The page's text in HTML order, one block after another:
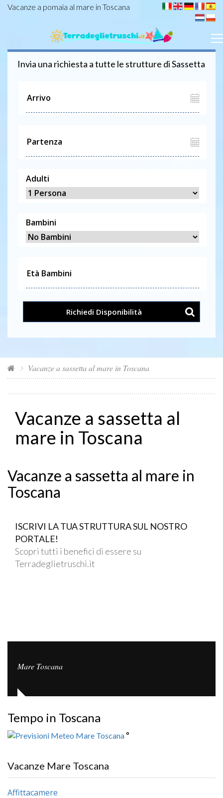
Vacanze a pomaia al mare in Toscana
Invia una richiesta a tutte le strutture diSassetta
Adulti
Bambini
Richiedi Disponibilità
Vacanze a sassetta al mare in Toscana
Vacanze a sassetta al
mare in Toscana
Vacanze a sassetta al mare in
Toscana
ISCRIVI LA TUA STRUTTURA SUL NOSTRO
PORTALE!
Scopri tutti i benefici di essere su
Terradeglietruschi.it
Mare Toscana
Tempo in Toscana
°
Vacanze Mare Toscana
Affittacamere